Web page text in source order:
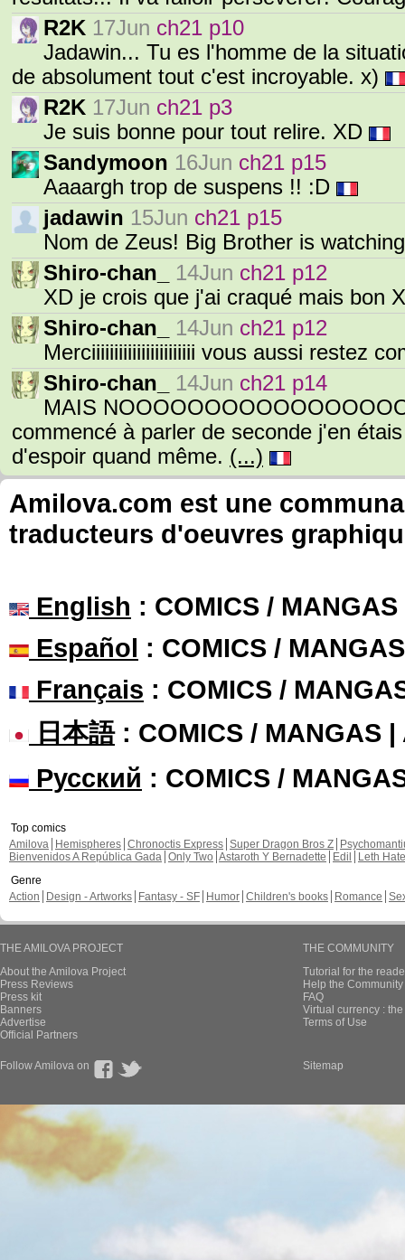
R2K 17Jun ch21 p10
Jadawin... Tu es l'homme de la
de absolument tout c'est incroyable. x)
R2K 17Jun ch21 p3
Je suis bonne pour tout relire. XD
Sandymoon 16Jun ch21 p15
Aaaargh trop de suspens !! :D
jadawin 15Jun ch21 p15
Nom de Zeus! Big Brother is
Shiro-chan_
14Jun ch21 p12
XD je crois que j'ai craqué mais bon
Shiro-chan_
14Jun ch21 p12
Merciiiiiiiiiiiiiiiiiiiiiii vous aussi restez
Shiro-chan_
14Jun ch21 p14
MAIS
commencé à parler de seconde j'en
d'espoir quand même. (...)
Amilova.com est une
traducteurs d'oeuvres
English : COMICS /
Español : COMICS /
Français : COMICS /
日本語: COMICS / MANGAS |
Русский : COMICS /
Top comics
Amilova
Hemispheres Chronoctis Express Super Dragon Bros Z
Bienvenidos A República Gada Only Two Astaroth Y Bernadette Edil
Leth Hate
Genre
Action
Design - Artworks Fantasy - SF Humor Children's books Romance
THE AMILOVA PROJECT
About the Amilova Project
Press Reviews
Press kit
Banners
Advertise
Official Partners
THE COMMUNITY
Tutorial for the
Help the
FAQ
Virtual currency :
Terms of Use
Follow Amilova on Sitemap